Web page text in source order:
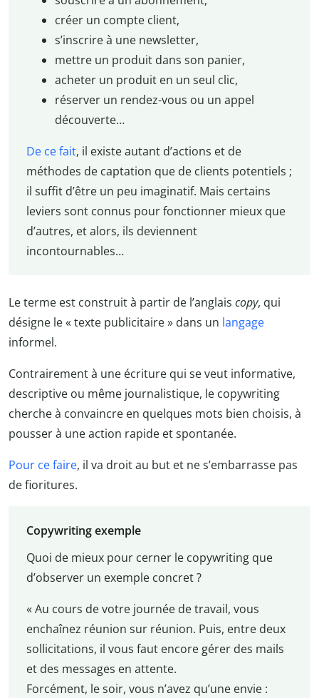
créer un compte client,
s’inscrire à une newsletter,
mettre un produit dans son panier,
acheter un produit en un seul clic,
réserver un rendez-vous ou un appel
découverte…
De ce fait, il existe autant d’actions et de
méthodes de captation que de clients potentiels ;
il suffit d’être un peu imaginatif. Mais certains
leviers sont connus pour fonctionner mieux que
d’autres, et alors, ils deviennent
incontournables…
Le terme est construit à partir de l’anglais copy, qui
désigne le « texte publicitaire » dans un langage
informel.
Contrairement à une écriture qui se veut informative,
descriptive ou même journalistique, le copywriting
cherche à convaincre en quelques mots bien choisis, à
pousser à une action rapide et spontanée.
Pour ce faire, il va droit au but et ne s’embarrasse pas
de fioritures.
Copywriting exemple
Quoi de mieux pour cerner le copywriting que
d’observer un exemple concret ?
« Au cours de votre journée de travail, vous
enchaînez réunion sur réunion. Puis, entre deux
sollicitations, il vous faut encore gérer des mails
et des messages en attente.
Forcément, le soir, vous n’avez qu’une envie :